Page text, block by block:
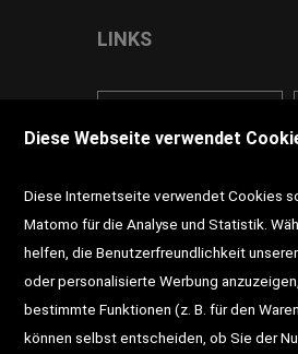
LINKS
Newsletter Schultaschen
Diese Webseite verwendet
Diese Internetseite verwendet Cookies
Matomo für die Analyse und Statistik.
helfen, die Benutzerfreundlichkeit
oder personalisierte Werbung
bestimmte Funktionen (z. B. für den
können selbst entscheiden, ob Sie der